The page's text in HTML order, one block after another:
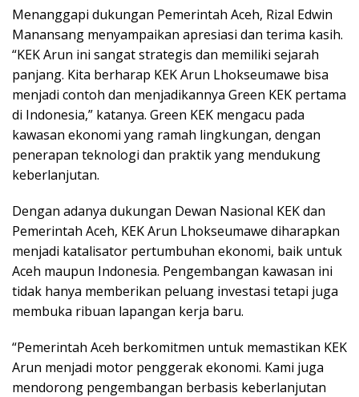
Menanggapi dukungan Pemerintah Aceh, Rizal Edwin
Manansang menyampaikan apresiasi dan terima kasih.
“KEK Arun ini sangat strategis dan memiliki sejarah
panjang. Kita berharap KEK Arun Lhokseumawe bisa
menjadi contoh dan menjadikannya Green KEK pertama
di Indonesia,” katanya. Green KEK mengacu pada
kawasan ekonomi yang ramah lingkungan, dengan
penerapan teknologi dan praktik yang mendukung
keberlanjutan.
Dengan adanya dukungan Dewan Nasional KEK dan
Pemerintah Aceh, KEK Arun Lhokseumawe diharapkan
menjadi katalisator pertumbuhan ekonomi, baik untuk
Aceh maupun Indonesia. Pengembangan kawasan ini
tidak hanya memberikan peluang investasi tetapi juga
membuka ribuan lapangan kerja baru.
“Pemerintah Aceh berkomitmen untuk memastikan KEK
Arun menjadi motor penggerak ekonomi. Kami juga
mendorong pengembangan berbasis keberlanjutan